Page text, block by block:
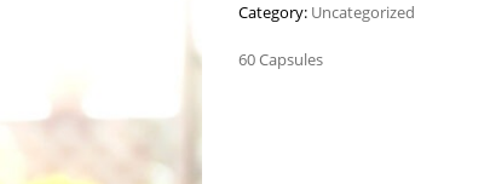
Category: Uncategorized
60 Capsules